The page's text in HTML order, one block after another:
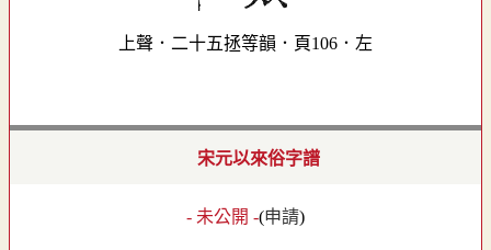
上聲．二十五拯等韻．頁106．左
宋元以來俗字譜
- 未公開 -(申請)